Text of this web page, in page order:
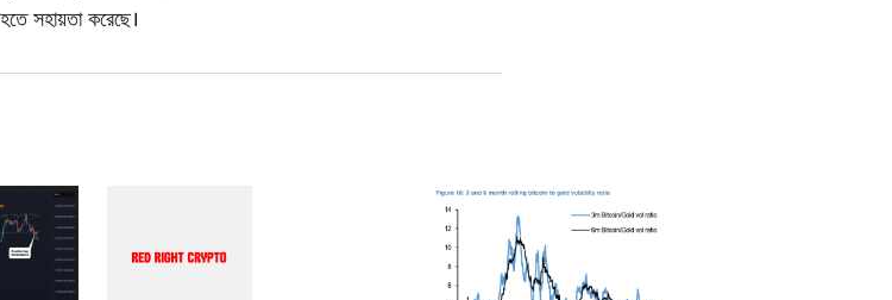
সহায়তা করেছে।